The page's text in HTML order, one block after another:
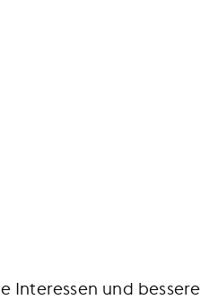
Interessen und bessere